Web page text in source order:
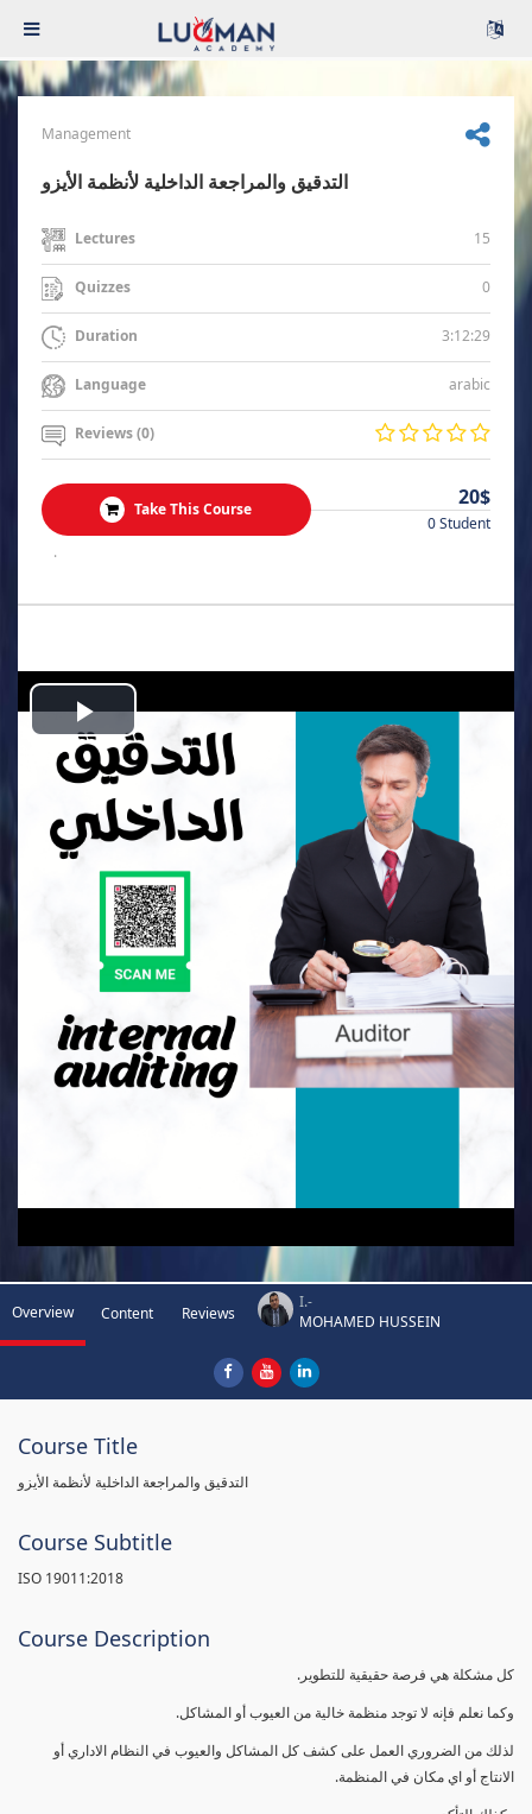
Management
التدقيق والمراجعة الداخلية لأنظمة الأيزو
Lectures 15
Quizzes 0
Duration 3:12:29
Language arabic
Reviews (0)
Take This Course 20$
0 Student
.
Play
Video
Overview Content Reviews
I.-
MOHAMED HUSSEIN
Course Title
التدقيق والمراجعة الداخلية لأنظمة الأيزو
Course Subtitle
ISO 19011:2018
Course Description
كل مشكلة هي فرصة حقيقية للتطوير.
وكما نعلم فإنه لا توجد منظمة خالية من العيوب أو المشاكل.
لذلك من الضروري العمل على كشف كل المشاكل والعيوب في النظام الاداري أو
الانتاج أو اي مكان في المنظمة.